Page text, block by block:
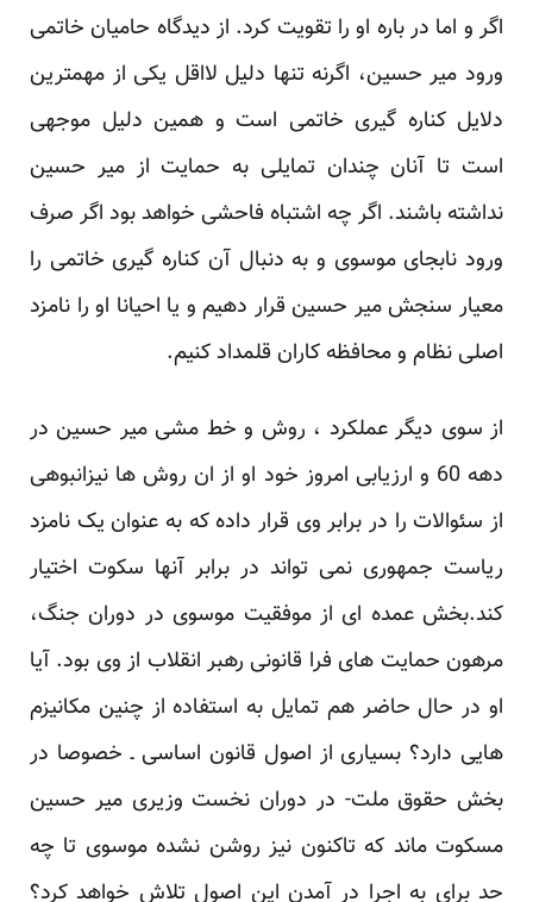
اگر و اما در باره او را تقویت کرد. از دیدگاه حامیان ‏خاتمی
ورود میر حسین، اگرنه تنها دلیل لااقل یکی از مهمترین
دلایل کناره گیری خاتمی است و همین دلیل ‏موجهی
است تا آنان چندان تمایلی به حمایت از میر حسین
نداشته باشند. اگر چه اشتباه فاحشی خواهد بود اگر ‏صرف
ورود نابجای موسوی و به دنبال آن کناره گیری خاتمی را
معیار سنجش میر حسین قرار دهیم و یا احیانا او ‏را نامزد
اصلی نظام و محافظه کاران قلمداد کنیم.‏
از سوی دیگر عملکرد ، روش و خط مشی میر حسین در
دهه 60 و ارزیابی امروز خود او از ان روش ها ‏نیزانبوهی
از سئوالات را در برابر وی قرار داده که به عنوان یک نامزد
ریاست جمهوری نمی تواند در برابر آنها ‏سکوت اختیار
کند.بخش عمده ای از موفقیت موسوی در دوران جنگ،
مرهون حمایت های فرا قانونی رهبر ‏انقلاب از وی بود. آیا
او در حال حاضر هم تمایل به استفاده از چنین مکانیزم
هایی دارد؟ بسیاری از اصول قانون ‏اساسی ـ خصوصا در
بخش حقوق ملت- در دوران نخست وزیری میر حسین
مسکوت ماند که تاکنون نیز روشن ‏نشده موسوی تا چه
حد برای به اجرا در آمدن این اصول تلاش خواهد کرد؟